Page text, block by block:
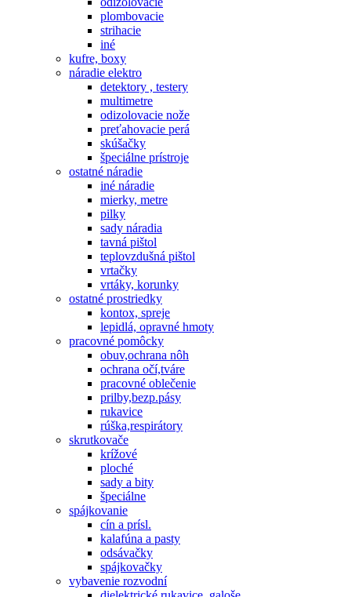
plombovacie
strihacie
iné
kufre, boxy
náradie elektro
detektory , testery
multimetre
odizolovacie nože
preťahovacie perá
skúšačky
špeciálne prístroje
ostatné náradie
iné náradie
mierky, metre
pilky
sady náradia
tavná pištol
teplovzdušná pištol
vrtačky
vrtáky, korunky
ostatné prostriedky
kontox, spreje
lepidlá, opravné hmoty
pracovné pomôcky
obuv,ochrana nôh
ochrana očí,tváre
pracovné oblečenie
prilby,bezp.pásy
rukavice
rúška,respirátory
skrutkovače
krížové
ploché
sady a bity
špeciálne
spájkovanie
cín a prísl.
kalafúna a pasty
odsávačky
spájkovačky
vybavenie rozvodní